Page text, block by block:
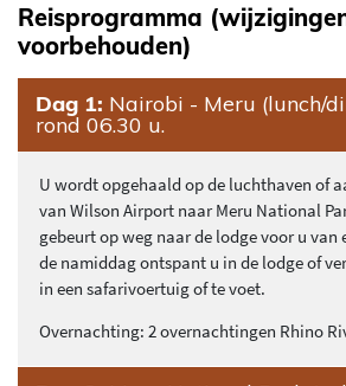
Reisprogramma
voorbehouden)
Dag 1: Nairobi - Meru (lunch/
rond 06.30 u.
U wordt opgehaald op de luchthaven of
van Wilson Airport naar Meru National
gebeurt op weg naar de lodge voor u van
de namiddag ontspant u in de lodge of
in een safarivoertuig of te voet.
Overnachting: 2 overnachtingen Rhino